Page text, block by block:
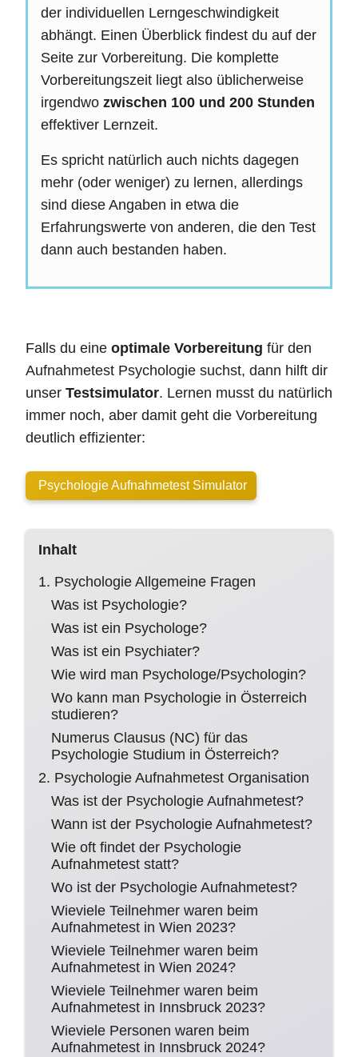
der individuellen Lerngeschwindigkeit
abhängt. Einen Überblick findest du auf der
Seite zur Vorbereitung. Die komplette
Vorbereitungszeit liegt also üblicherweise
irgendwo zwischen 100 und 200 Stunden
effektiver Lernzeit.
Es spricht natürlich auch nichts dagegen
mehr (oder weniger) zu lernen, allerdings
sind diese Angaben in etwa die
Erfahrungswerte von anderen, die den Test
dann auch bestanden haben.
Falls du eine optimale Vorbereitung für den
Aufnahmetest Psychologie suchst, dann hilft dir
unser Testsimulator. Lernen musst du natürlich
immer noch, aber damit geht die Vorbereitung
deutlich effizienter:
Psychologie Aufnahmetest Simulator
Inhalt
1. Psychologie Allgemeine Fragen
Was ist Psychologie?
Was ist ein Psychologe?
Was ist ein Psychiater?
Wie wird man Psychologe/Psychologin?
Wo kann man Psychologie in Österreich
studieren?
Numerus Clausus (NC) für das
Psychologie Studium in Österreich?
2. Psychologie Aufnahmetest Organisation
Was ist der Psychologie Aufnahmetest?
Wann ist der Psychologie Aufnahmetest?
Wie oft findet der Psychologie
Aufnahmetest statt?
Wo ist der Psychologie Aufnahmetest?
Wieviele Teilnehmer waren beim
Aufnahmetest in Wien 2023?
Wieviele Teilnehmer waren beim
Aufnahmetest in Wien 2024?
Wieviele Teilnehmer waren beim
Aufnahmetest in Innsbruck 2023?
Wieviele Personen waren beim
Aufnahmetest in Innsbruck 2024?